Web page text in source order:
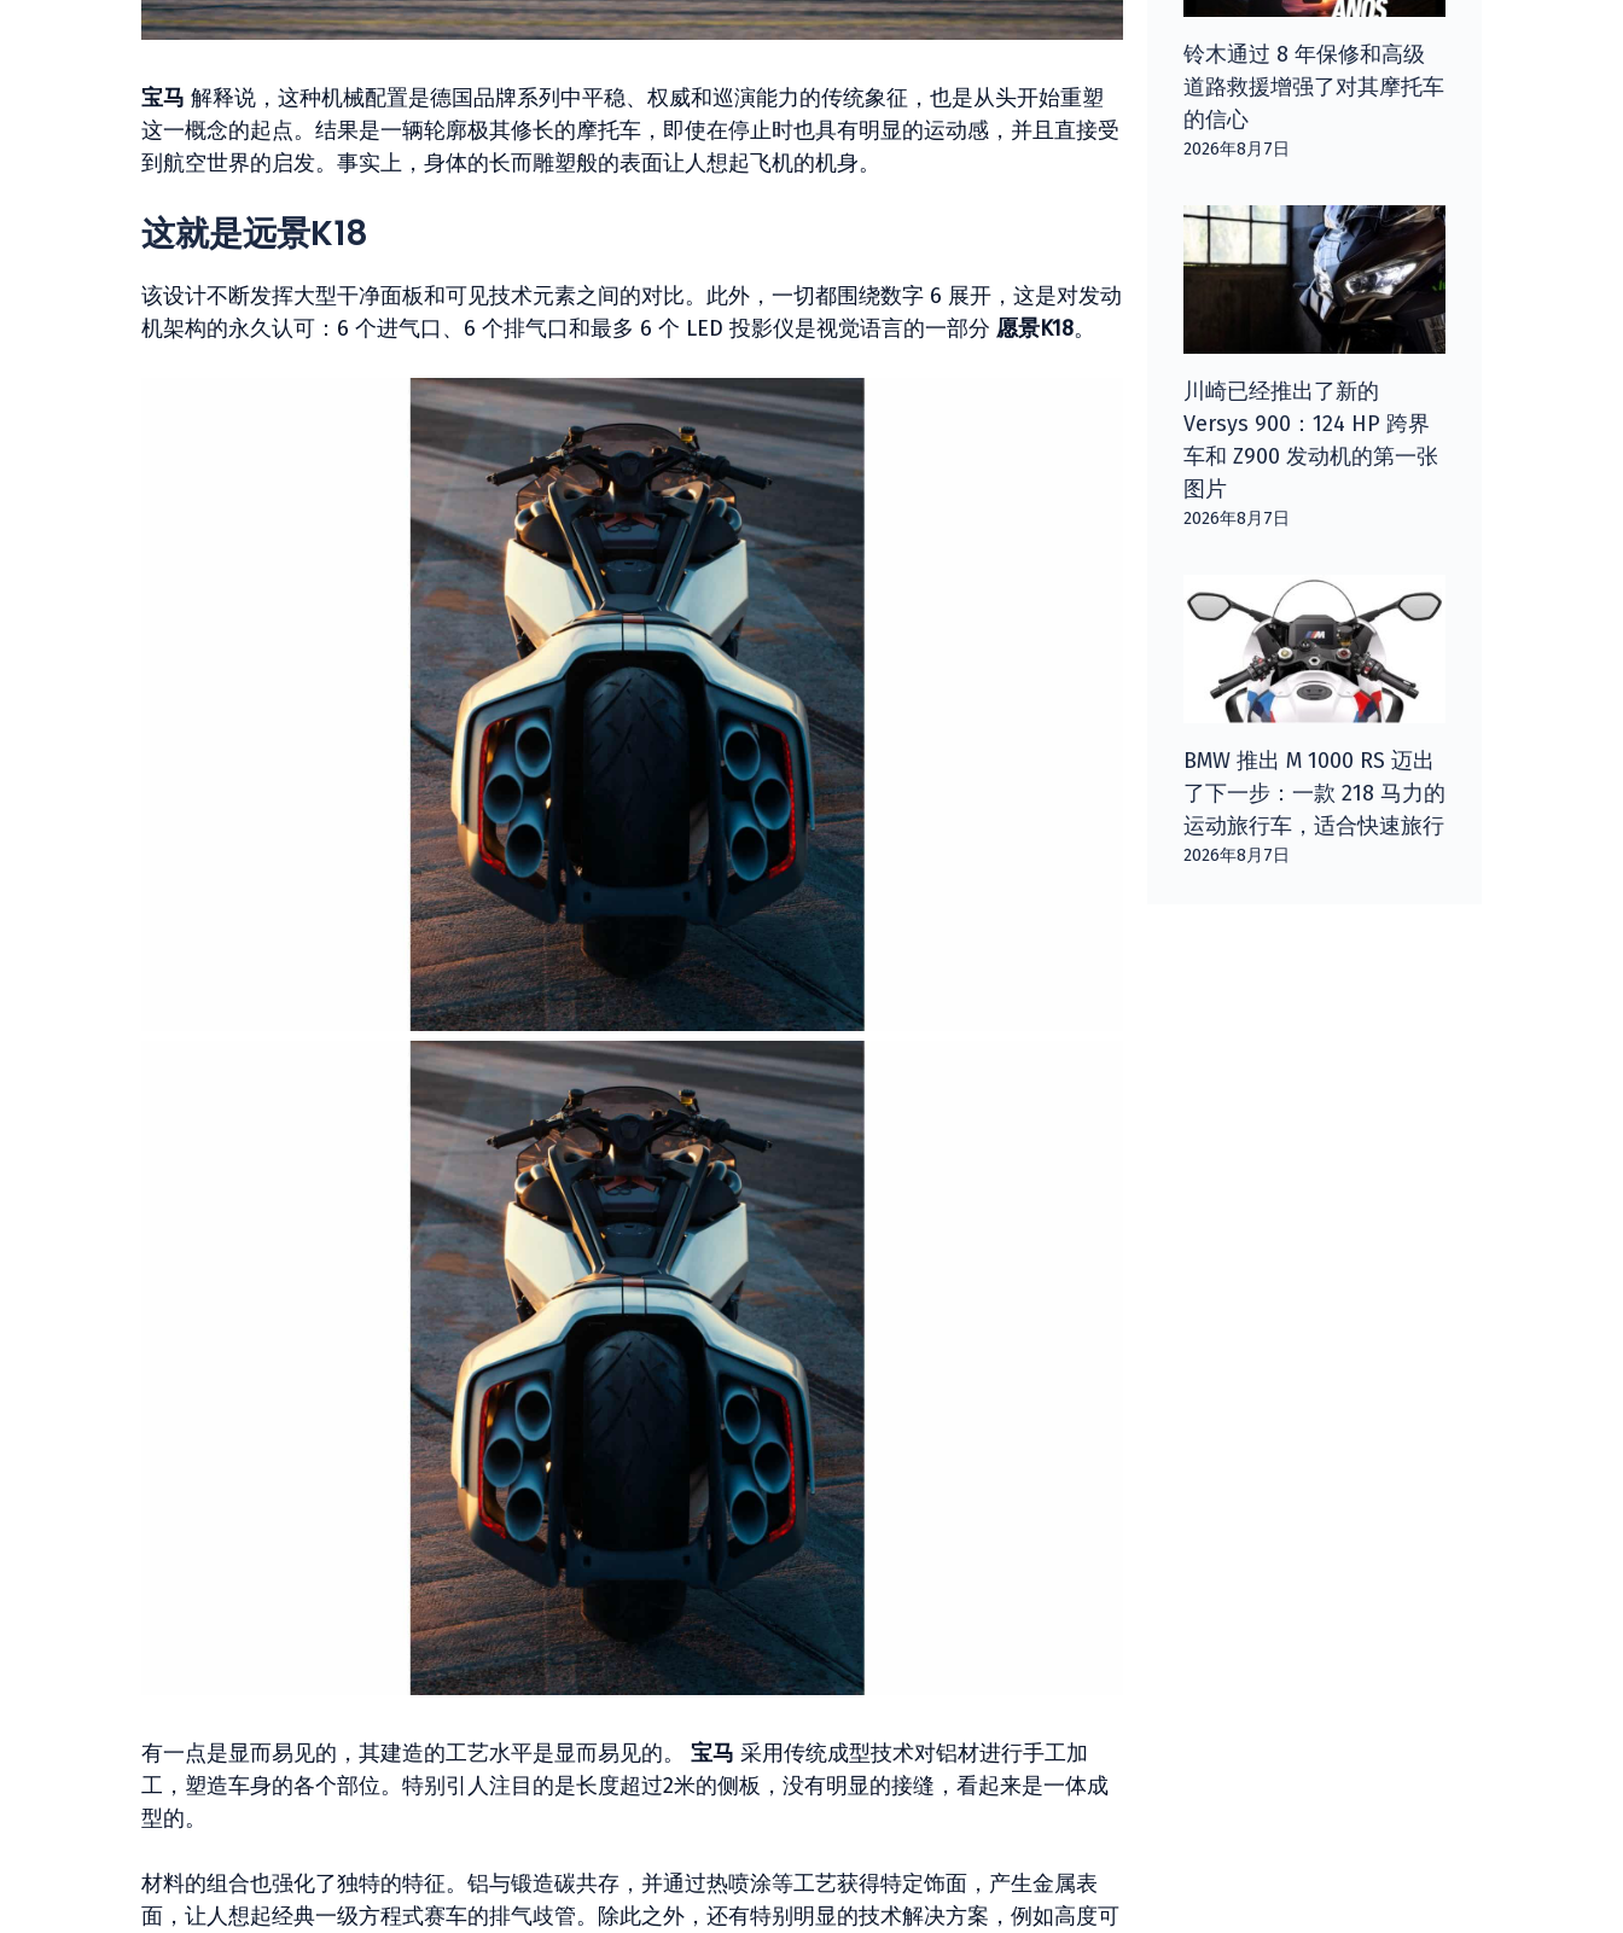
宝马 解释说，这种机械配置是德国品牌系列中平稳、权威和巡演能力的传统象征，也是从头开始重塑
这一概念的起点。结果是一辆轮廓极其修长的摩托车，即使在停止时也具有明显的运动感，并且直接受
到航空世界的启发。事实上，身体的长而雕塑般的表面让人想起飞机的机身。
这就是远景K18
该设计不断发挥大型干净面板和可见技术元素之间的对比。此外，一切都围绕数字 6 展开，这是对发动
机架构的永久认可：6 个进气口、6 个排气口和最多 6 个 LED 投影仪是视觉语言的一部分 愿景K18。
有一点是显而易见的，其建造的工艺水平是显而易见的。 宝马 采用传统成型技术对铝材进行手工加
工，塑造车身的各个部位。特别引人注目的是长度超过2米的侧板，没有明显的接缝，看起来是一体成
型的。
材料的组合也强化了独特的特征。铝与锻造碳共存，并通过热喷涂等工艺获得特定饰面，产生金属表
面，让人想起经典一级方程式赛车的排气歧管。除此之外，还有特别明显的技术解决方案，例如高度可
铃木通过 8 年保修和高级
道路救援增强了对其摩托车
的信心
2026年8月7日
川崎已经推出了新的
Versys 900：124 HP 跨界
车和 Z900 发动机的第一张
图片
2026年8月7日
BMW 推出 M 1000 RS 迈出
了下一步：一款 218 马力的
运动旅行车，适合快速旅行
2026年8月7日